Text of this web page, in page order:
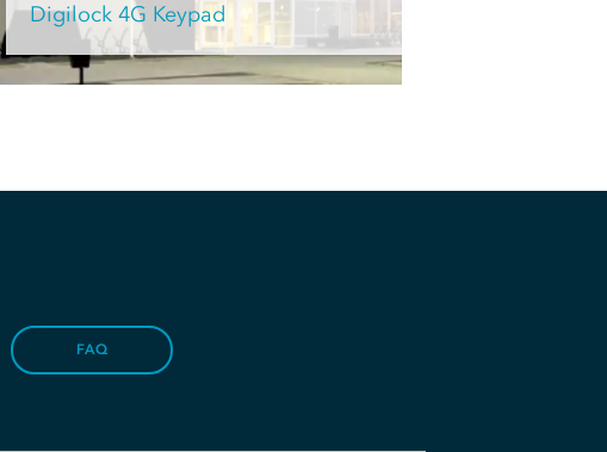
Digilock 4G Keypad
FAQ